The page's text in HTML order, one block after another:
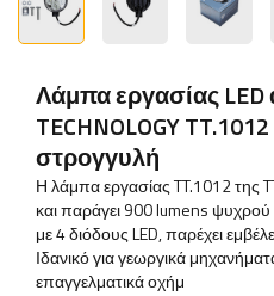
Λάμπα εργασίας
TECHNOLOGY
στρογγυλή
Η λάμπα εργασίας TT.1012 της
και παράγει 900 lumens
με 4 διόδους LED, παρέχει
Ιδανικό για γεωργικά
επαγγελματικά οχήμ